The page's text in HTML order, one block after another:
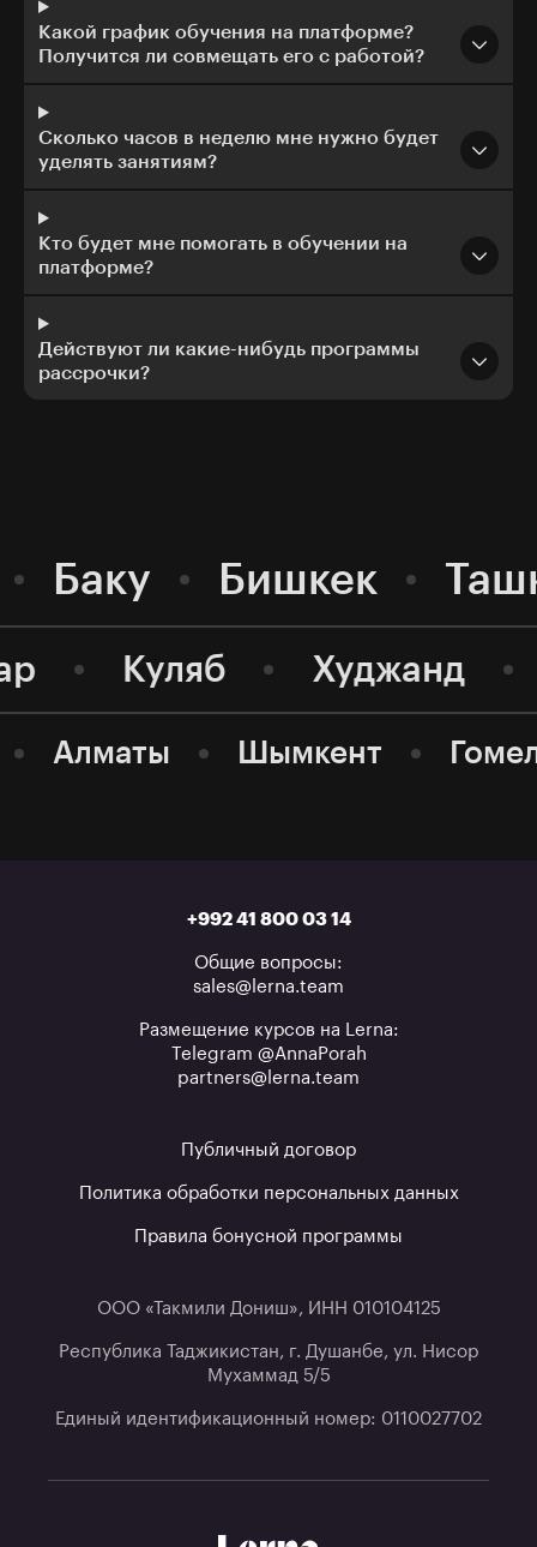
Какой график обучения на платформе?
Получится ли совмещать его с работой?
Сколько часов в неделю мне нужно будет
уделять занятиям?
Кто будет мне помогать в обучении на
платформе?
Действуют ли какие-нибудь программы
рассрочки?
Баку Бишкек
Худжанд
Куляб
Алматы Шымкент
+992 41 800 03 14
Общие вопросы:
sales@lerna.team
Размещение курсов на Lerna:
Telegram @AnnaPorah
partners@lerna.team
Публичный договор
Политика обработки персональных данных
Правила бонусной программы
ООО «Такмили Дониш», ИНН 010104125
Республика Таджикистан, г. Душанбе, ул. Нисор
Мухаммад 5/5
Единый идентификационный номер: 0110027702